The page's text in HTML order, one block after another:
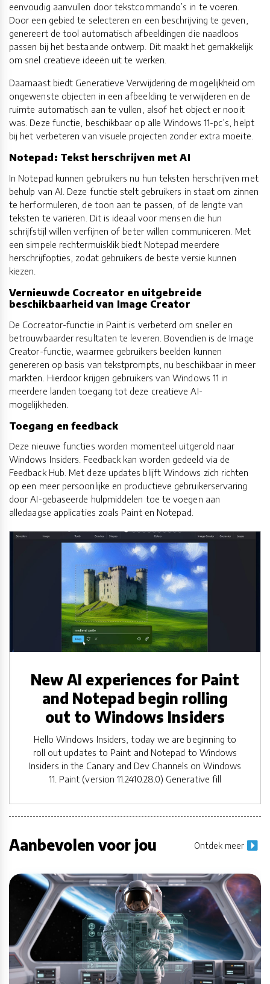
eenvoudig aanvullen door tekstcommando’s in te voeren.
Door een gebied te selecteren en een beschrijving te geven,
genereert de tool automatisch afbeeldingen die naadloos
passen bij het bestaande ontwerp. Dit maakt het gemakkelijk
om snel creatieve ideeën uit te werken.
Daarnaast biedt Generatieve Verwijdering de mogelijkheid om
ongewenste objecten in een afbeelding te verwijderen en de
ruimte automatisch aan te vullen, alsof het object er nooit
was. Deze functie, beschikbaar op alle Windows 11-pc’s, helpt
bij het verbeteren van visuele projecten zonder extra moeite.
Notepad: Tekst herschrijven met AI
In Notepad kunnen gebruikers nu hun teksten herschrijven met
behulp van AI. Deze functie stelt gebruikers in staat om zinnen
te herformuleren, de toon aan te passen, of de lengte van
teksten te variëren. Dit is ideaal voor mensen die hun
schrijfstijl willen verfijnen of beter willen communiceren. Met
een simpele rechtermuisklik biedt Notepad meerdere
herschrijfopties, zodat gebruikers de beste versie kunnen
kiezen.
Vernieuwde Cocreator en uitgebreide
beschikbaarheid van Image Creator
De Cocreator-functie in Paint is verbeterd om sneller en
betrouwbaarder resultaten te leveren. Bovendien is de Image
Creator-functie, waarmee gebruikers beelden kunnen
genereren op basis van tekstprompts, nu beschikbaar in meer
markten. Hierdoor krijgen gebruikers van Windows 11 in
meerdere landen toegang tot deze creatieve AI-
mogelijkheden.
Toegang en feedback
Deze nieuwe functies worden momenteel uitgerold naar
Windows Insiders. Feedback kan worden gedeeld via de
Feedback Hub. Met deze updates blijft Windows zich richten
op een meer persoonlijke en productieve gebruikerservaring
door AI-gebaseerde hulpmiddelen toe te voegen aan
alledaagse applicaties zoals Paint en Notepad.
New AI experiences for Paint
and Notepad begin rolling
out to Windows Insiders
Hello Windows Insiders, today we are beginning to
roll out updates to Paint and Notepad to Windows
Insiders in the Canary and Dev Channels on Windows
11. Paint (version 11.2410.28.0) Generative fill
Aanbevolen voor jou Ontdek meer